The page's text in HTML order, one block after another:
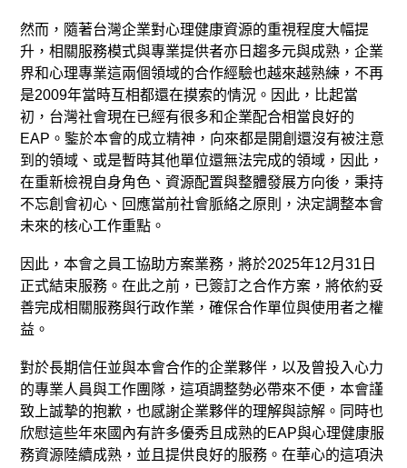
然而，隨著台灣企業對心理健康資源的重視程度大幅提
升，相關服務模式與專業提供者亦日趨多元與成熟，企業
界和心理專業這兩個領域的合作經驗也越來越熟練，不再
是2009年當時互相都還在摸索的情況。因此，比起當
初，台灣社會現在已經有很多和企業配合相當良好的
EAP。鍳於本會的成立精神，向來都是開創還沒有被注意
到的領域、或是暫時其他單位還無法完成的領域，因此，
在重新檢視自身角色、資源配置與整體發展方向後，秉持
不忘創會初心、回應當前社會脈絡之原則，決定調整本會
未來的核心工作重點。
因此，本會之員工協助方案業務，將於2025年12月31日
正式結束服務。在此之前，已簽訂之合作方案，將依約妥
善完成相關服務與行政作業，確保合作單位與使用者之權
益。
對於長期信任並與本會合作的企業夥伴，以及曾投入心力
的專業人員與工作團隊，這項調整勢必帶來不便，本會謹
致上誠摯的抱歉，也感謝企業夥伴的理解與諒解。同時也
欣慰這些年來國內有許多優秀且成熟的EAP與心理健康服
務資源陸續成熟，並且提供良好的服務。在華心的這項決